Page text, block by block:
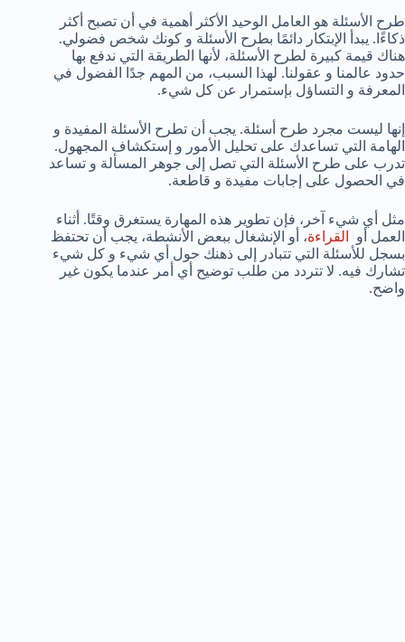
طرح الأسئلة هو العامل الوحيد الأكثر أهمية في أن تصبح أكثر
ذكاءًا. يبدأ الإبتكار دائمًا بطرح الأسئلة و كونك شخص فضولي.
هناك قيمة كبيرة لطرح الأسئلة، لأنها الطريقة التي ندفع بها
حدود عالمنا و عقولنا. لهذا السبب، من المهم جدًا الفضول في
المعرفة و التساؤل بإستمرار عن كل شيء.
إنها ليست مجرد طرح أسئلة. يجب أن تطرح الأسئلة المفيدة و
الهامة التي تساعدك على تحليل الأمور و إستكشاف المجهول.
تدرب على طرح الأسئلة التي تصل إلى جوهر المسألة و تساعد
في الحصول على إجابات مفيدة و قاطعة.
مثل أي شيء آخر، فإن تطوير هذه المهارة يستغرق وقتًا. أثناء
العمل أو
القراءة، أو الإنشغال ببعض الأنشطة، يجب أن تحتفظ
بسجل للأسئلة التي تتبادر إلى ذهنك حول أي شيء و كل شيء
تشارك فيه. لا تتردد من طلب توضيح أي أمر عندما يكون غير
واضح.